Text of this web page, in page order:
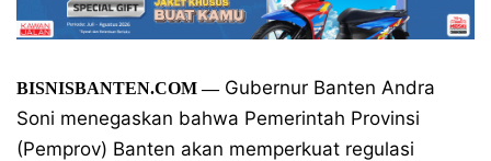
BISNISBANTEN.COM—Gubernur Banten Andra
Soni menegaskan bahwa Pemerintah Provinsi
(Pemprov) Banten akan memperkuat regulasi